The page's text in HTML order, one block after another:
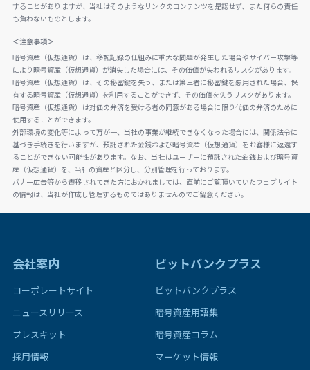
することがありますが、当社はそのようなリンクのコンテンツを是認せず、また何らの責任
も負わないものとします。
＜注意事項＞
暗号資産（仮想通貨）は、移転記録の仕組みに重大な問題が発生した場合やサイバー攻撃等
により暗号資産（仮想通貨）が消失した場合には、その価値が失われるリスクがあります。
暗号資産（仮想通貨）は、その秘密鍵を失う、または第三者に秘密鍵を悪用された場合、保
有する暗号資産（仮想通貨）を利用することができず、その価値を失うリスクがあります。
暗号資産（仮想通貨）は対価の弁済を受ける者の同意がある場合に限り代価の弁済のために
使用することができます。
外部環境の変化等によって万が一、当社の事業が継続できなくなった場合には、関係法令に
基づき手続きを行いますが、預託された金銭および暗号資産（仮想通貨）をお客様に返還す
ることができない可能性があります。なお、当社はユーザーに預託された金銭および暗号資
産（仮想通貨）を、当社の資産と区分し、分別管理を行っております。
バナー広告等から遷移されてきた方におかれましては、直前にご覧頂いていたウェブサイト
の情報は、当社が作成し管理するものではありませんのでご留意ください。
会社案内
コーポレートサイト
ニュースリリース
プレスキット
採用情報
ビットバンクプラス
ビットバンクプラス
暗号資産用語集
暗号資産コラム
マーケット情報